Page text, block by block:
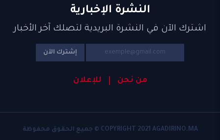
النشرة الإخبارية
اشترك الآن في النشرة البريدية لتصلك آخر الأخبار
إشترك الآن
من نحن للإعلان
COPYRIGHT 2021 AGADIRINO.MA © جميع الحقوق محفوظة